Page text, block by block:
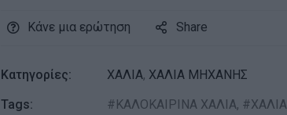
Κάνε μια ερώτηση Share
Κατηγορίες: ΧΑΛΙΑ, ΧΑΛΙΑ ΜΗΧΑΝΗΣ
Tags:
ΚΑΛΟΚΑΙΡΙΝΑ ΧΑΛΙΑ, ΧΑΛΙΑ